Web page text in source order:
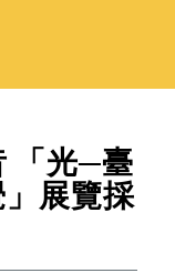
「光─臺
展覽採